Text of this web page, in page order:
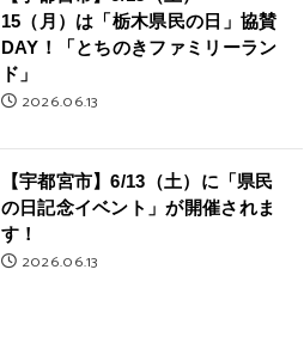
15（月）は「栃木県民の日」協賛
DAY！「とちのきファミリーラン
ド」
2026.06.13
【宇都宮市】6/13（土）に「県民
の日記念イベント」が開催されま
す！
2026.06.13